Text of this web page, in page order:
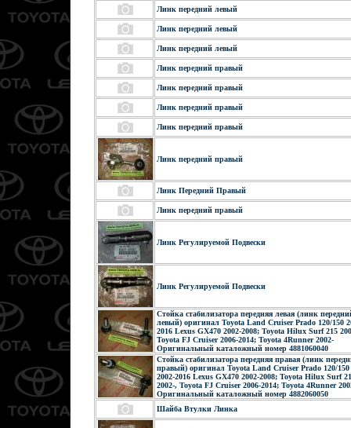
Линк передний левый
Линк передний левый
Линк передний левый
Линк передний правый
Линк передний правый
Линк передний правый
Линк передний правый
Линк передний правый
Линк Передний Правый
Линк передний правый
Линк Регулируемой Подвески
Линк Регулируемой Подвески
Стойка стабилизатора передняя левая (линк
левый) оригинал Toyota Land Cruiser Prado 120/150
2016 Lexus GX470 2002-2008; Toyota Hilux Surf 215
Toyota FJ Cruiser 2006-2014; Toyota 4Runner 2002-
Оригинальный каталожный номер 4881060040
Стойка стабилизатора передняя правая (линк
правый) оригинал Toyota Land Cruiser Prado 120/150
2002-2016 Lexus GX470 2002-2008; Toyota Hilux Surf
2002-, Toyota FJ Cruiser 2006-2014; Toyota 4Runner
Оригинальный каталожный номер 4882060050
Шайба Втулки Линка